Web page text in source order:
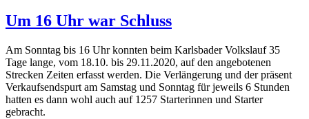
Um 16 Uhr war Schluss
Am Sonntag bis 16 Uhr konnten beim Karlsbader Volkslauf 35
Tage lange, vom 18.10. bis 29.11.2020, auf den angebotenen
Strecken Zeiten erfasst werden. Die Verlängerung und der präsent
Verkaufsendspurt am Samstag und Sonntag für jeweils 6 Stunden
hatten es dann wohl auch auf 1257 Starterinnen und Starter
gebracht.